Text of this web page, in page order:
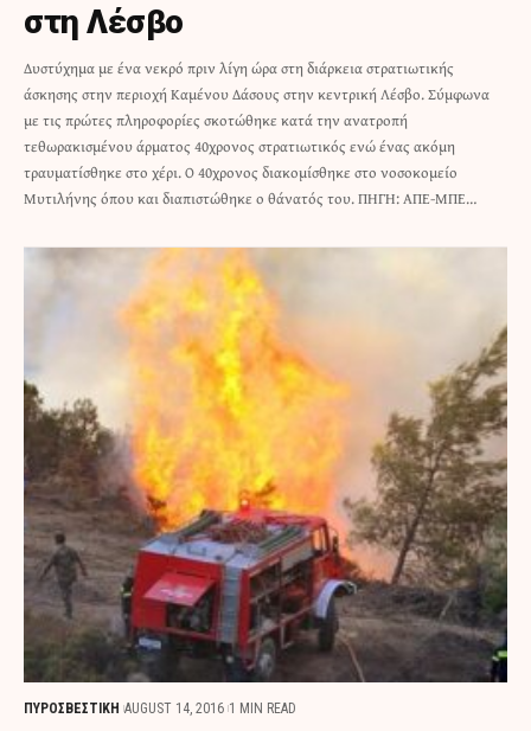
στη Λέσβο
Δυστύχημα με ένα νεκρό πριν λίγη ώρα στη διάρκεια στρατιωτικής
άσκησης στην περιοχή Καμένου Δάσους στην κεντρική Λέσβο. Σύμφωνα
με τις πρώτες πληροφορίες σκοτώθηκε κατά την ανατροπή
τεθωρακισμένου άρματος 40χρονος στρατιωτικός ενώ ένας ακόμη
τραυματίσθηκε στο χέρι. Ο 40χρονος διακομίσθηκε στο νοσοκομείο
Μυτιλήνης όπου και διαπιστώθηκε ο θάνατός του. ΠΗΓΗ: ΑΠΕ-ΜΠΕ…
ΠΥΡΟΣΒΕΣΤΙΚΗ AUGUST 14, 2016 1 MIN READ